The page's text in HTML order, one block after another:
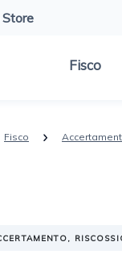
Fisco
Fisco